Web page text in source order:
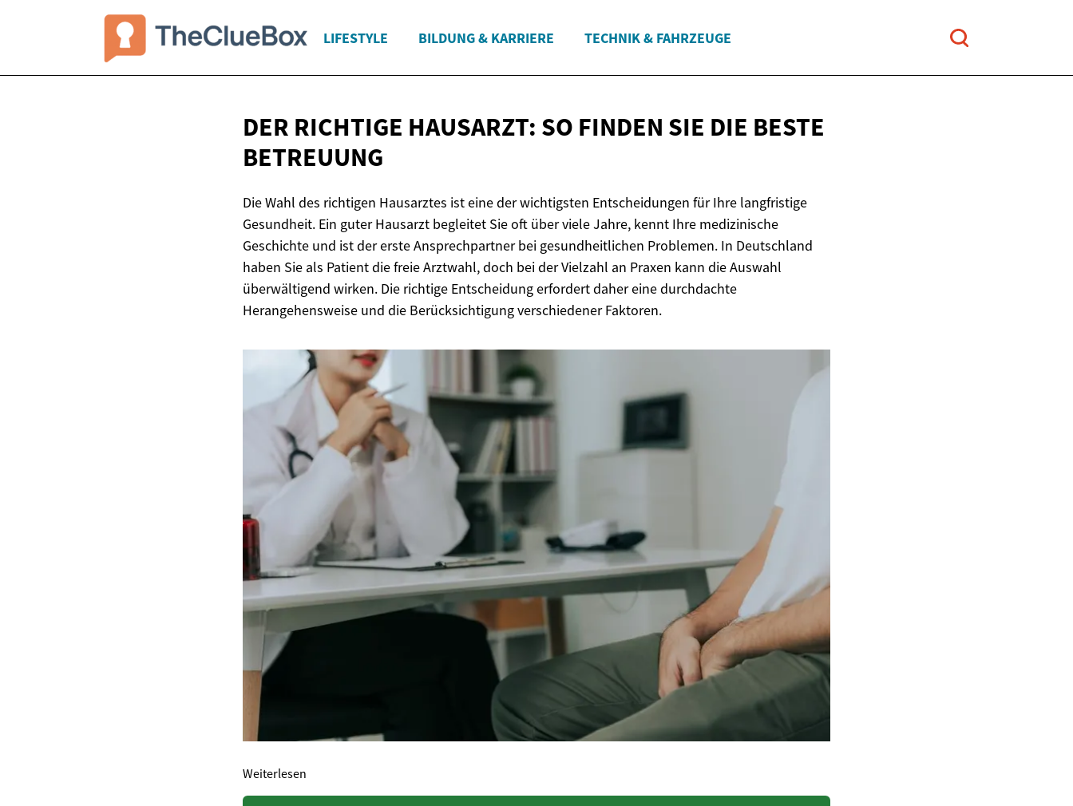
LIFESTYLE BILDUNG & KARRIERE TECHNIK & FAHRZEUGE
DER RICHTIGE HAUSARZT: SO FINDEN SIE DIE BESTE
BETREUUNG
Die Wahl des richtigen Hausarztes ist eine der wichtigsten Entscheidungen für Ihre langfristige
Gesundheit. Ein guter Hausarzt begleitet Sie oft über viele Jahre, kennt Ihre medizinische
Geschichte und ist der erste Ansprechpartner bei gesundheitlichen Problemen. In Deutschland
haben Sie als Patient die freie Arztwahl, doch bei der Vielzahl an Praxen kann die Auswahl
überwältigend wirken. Die richtige Entscheidung erfordert daher eine durchdachte
Herangehensweise und die Berücksichtigung verschiedener Faktoren.
Weiterlesen